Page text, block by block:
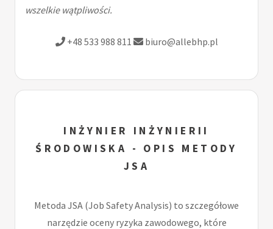
wszelkie wątpliwości.
+48 533 988 811 biuro@allebhp.pl
INŻYNIER INŻYNIERII
ŚRODOWISKA - OPIS METODY
JSA
Metoda JSA (Job Safety Analysis) to szczegółowe
narzędzie oceny ryzyka zawodowego, które